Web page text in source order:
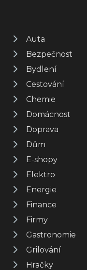
Auta
Bezpečnost
Bydlení
Cestování
Chemie
Domácnost
Doprava
Dům
E-shopy
Elektro
Energie
Finance
Firmy
Gastronomie
Grilování
Hračky